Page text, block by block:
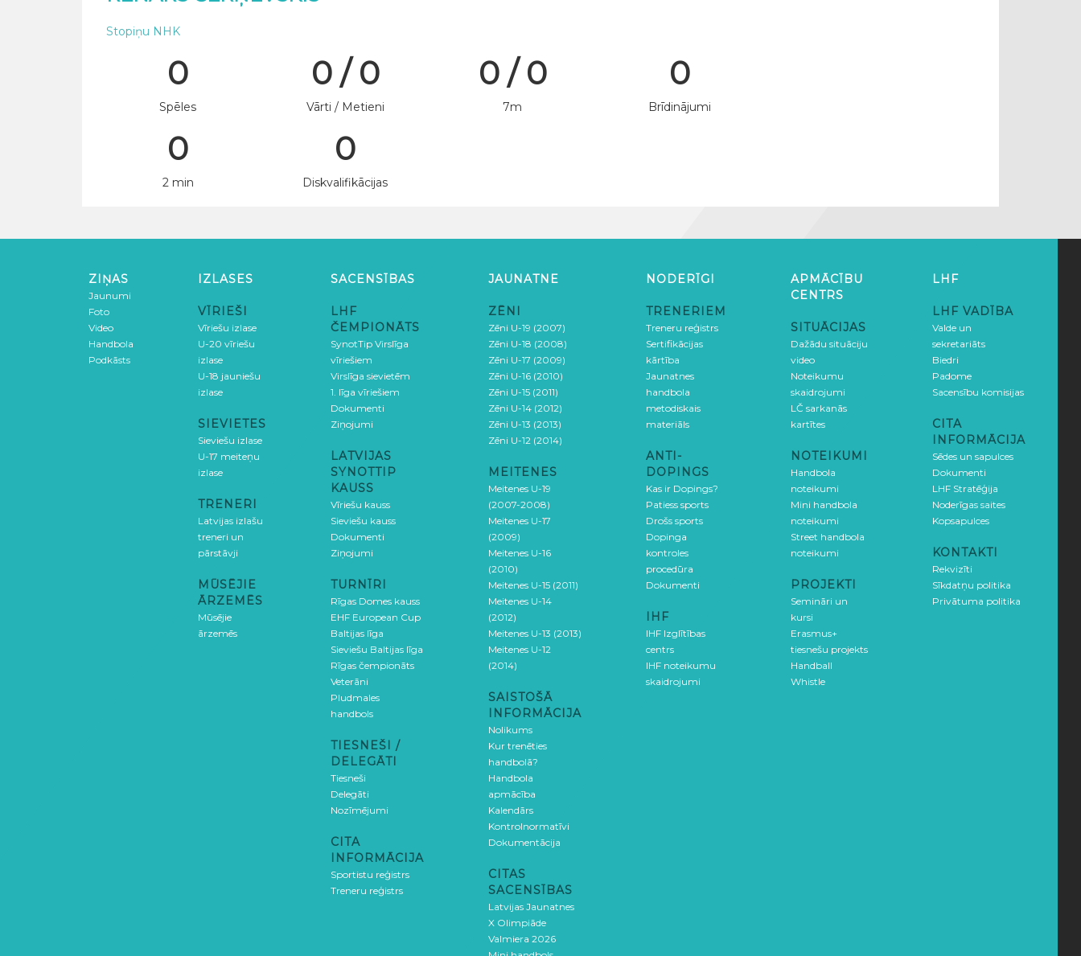
Stopiņu NHK
0
Spēles
0 / 0
Vārti / Metieni
0 / 0
7m
0
Brīdinājumi
0
2 min
0
Diskvalifikācijas
ZIŅAS
Jaunumi
Foto
Video
Handbola
Podkāsts
IZLASES
VĪRIEŠI
Vīriešu izlase
U-20 vīriešu
izlase
U-18 jauniešu
izlase
SIEVIETES
Sieviešu izlase
U-17 meiteņu
izlase
TRENERI
Latvijas izlašu
treneri un
pārstāvji
MŪSĒJIE
ĀRZEMĒS
Mūsējie
ārzemēs
SACENSĪBAS
LHF
ČEMPIONĀTS
SynotTip Virslīga
vīriešiem
Virslīga sievietēm
1. līga vīriešiem
Dokumenti
Ziņojumi
LATVIJAS
SYNOTTIP
KAUSS
Vīriešu kauss
Sieviešu kauss
Dokumenti
Ziņojumi
TURNĪRI
Rīgas Domes kauss
EHF European Cup
Baltijas līga
Sieviešu Baltijas līga
Rīgas čempionāts
Veterāni
Pludmales
handbols
TIESNEŠI /
DELEGĀTI
Tiesneši
Delegāti
Nozīmējumi
CITA
INFORMĀCIJA
Sportistu reģistrs
Treneru reģistrs
JAUNATNE
ZĒNI
Zēni U-19 (2007)
Zēni U-18 (2008)
Zēni U-17 (2009)
Zēni U-16 (2010)
Zēni U-15 (2011)
Zēni U-14 (2012)
Zēni U-13 (2013)
Zēni U-12 (2014)
MEITENES
Meitenes U-19
(2007-2008)
Meitenes U-17
(2009)
Meitenes U-16
(2010)
Meitenes U-15 (2011)
Meitenes U-14
(2012)
Meitenes U-13 (2013)
Meitenes U-12
(2014)
SAISTOŠĀ
INFORMĀCIJA
Nolikums
Kur trenēties
handbolā?
Handbola
apmācība
Kalendārs
Kontrolnormatīvi
Dokumentācija
CITAS
SACENSĪBAS
Latvijas Jaunatnes
X Olimpiāde
Valmiera 2026
NODERĪGI
TRENERIEM
Treneru reģistrs
Sertifikācijas
kārtība
Jaunatnes
handbola
metodiskais
materiāls
ANTI-
DOPINGS
Kas ir Dopings?
Patiess sports
Drošs sports
Dopinga
kontroles
procedūra
Dokumenti
IHF
IHF Izglītības
centrs
IHF noteikumu
skaidrojumi
APMĀCĪBU
CENTRS
SITUĀCIJAS
Dažādu situāciju
video
Noteikumu
skaidrojumi
LČ sarkanās
kartītes
NOTEIKUMI
Handbola
noteikumi
Mini handbola
noteikumi
Street handbola
noteikumi
PROJEKTI
Semināri un
kursi
Erasmus+
tiesnešu projekts
Handball
Whistle
LHF
LHF VADĪBA
Valde un
sekretariāts
Biedri
Padome
Sacensību komisijas
CITA
INFORMĀCIJA
Sēdes un sapulces
Dokumenti
LHF Stratēģija
Noderīgas saites
Kopsapulces
KONTAKTI
Rekvizīti
Sīkdatņu politika
Privātuma politika